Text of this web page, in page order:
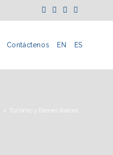
Contáctenos EN ES
> Turismo y Bienes Raíces